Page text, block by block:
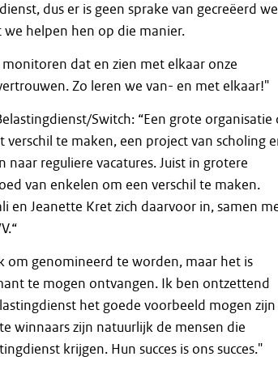
dus er is geen sprake van gecreëerd
helpen hen op die manier.
dat en zien met elkaar onze
Zo leren we van- en met elkaar!"
Switch: “Een grote organisatie
te maken, een project van scholing
reguliere vacatures. Juist in grotere
van enkelen om een verschil te maken.
en Jeanette Kret zich daarvoor in, samen
om genomineerd te worden, maar het is
te mogen ontvangen. Ik ben ontzettend
het goede voorbeeld mogen zijn
winnaars zijn natuurlijk de mensen die
krijgen. Hun succes is ons succes."